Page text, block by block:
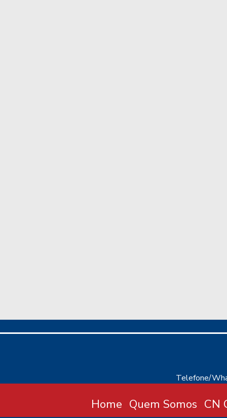
Telefone/
Home Quem Somos CN